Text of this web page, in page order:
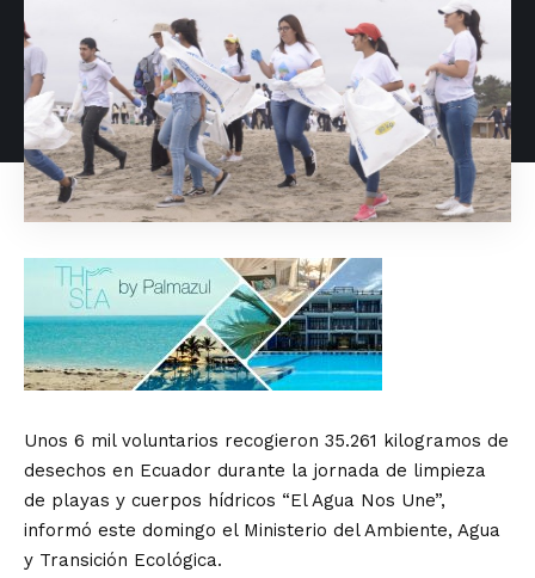
Unos 6 mil voluntarios recogieron 35.261 kilogramos de
desechos en Ecuador durante la jornada de limpieza
de playas y cuerpos hídricos “El Agua Nos Une”,
informó este domingo el Ministerio del Ambiente, Agua
y Transición Ecológica.